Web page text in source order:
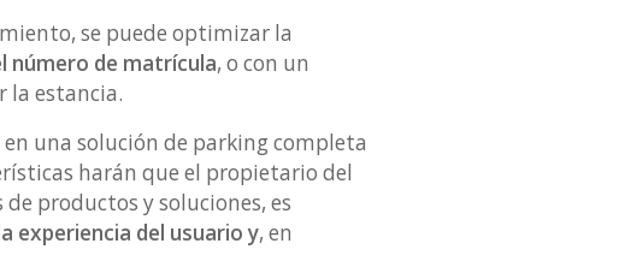
se puede optimizar la
número de matrícula, o con un
la estancia.
una solución de parking completa
harán que el propietario del
productos y soluciones, es
experiencia del usuario y, en